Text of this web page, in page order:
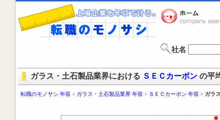
社名
ガラス・土石製品業界における ＳＥＣカーボン の平
転職のモノサシ 年収 > ガラス・土石製品業界 年収 > ＳＥＣカーボン 年収 > ガラ